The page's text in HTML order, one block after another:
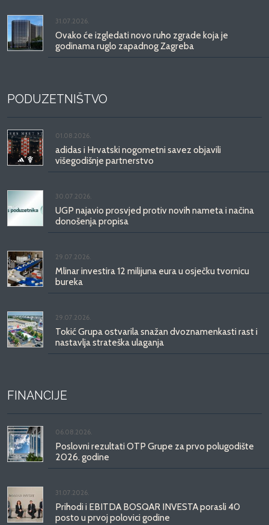
31.07.2026.
Ovako će izgledati novo ruho zgrade koja je
godinama ruglo zapadnog Zagreba
PODUZETNIŠTVO
01.08.2026.
adidas i Hrvatski nogometni savez objavili
višegodišnje partnerstvo
30.07.2026.
UGP najavio prosvjed protiv novih nameta i načina
donošenja propisa
29.07.2026.
Mlinar investira 12 milijuna eura u osječku tvornicu
bureka
29.07.2026.
Tokić Grupa ostvarila snažan dvoznamenkasti rast i
nastavlja strateška ulaganja
FINANCIJE
06.08.2026.
Poslovni rezultati OTP Grupe za prvo polugodište
2026. godine
31.07.2026.
Prihodi i EBITDA BOSQAR INVESTA porasli 40
posto u prvoj polovici godine